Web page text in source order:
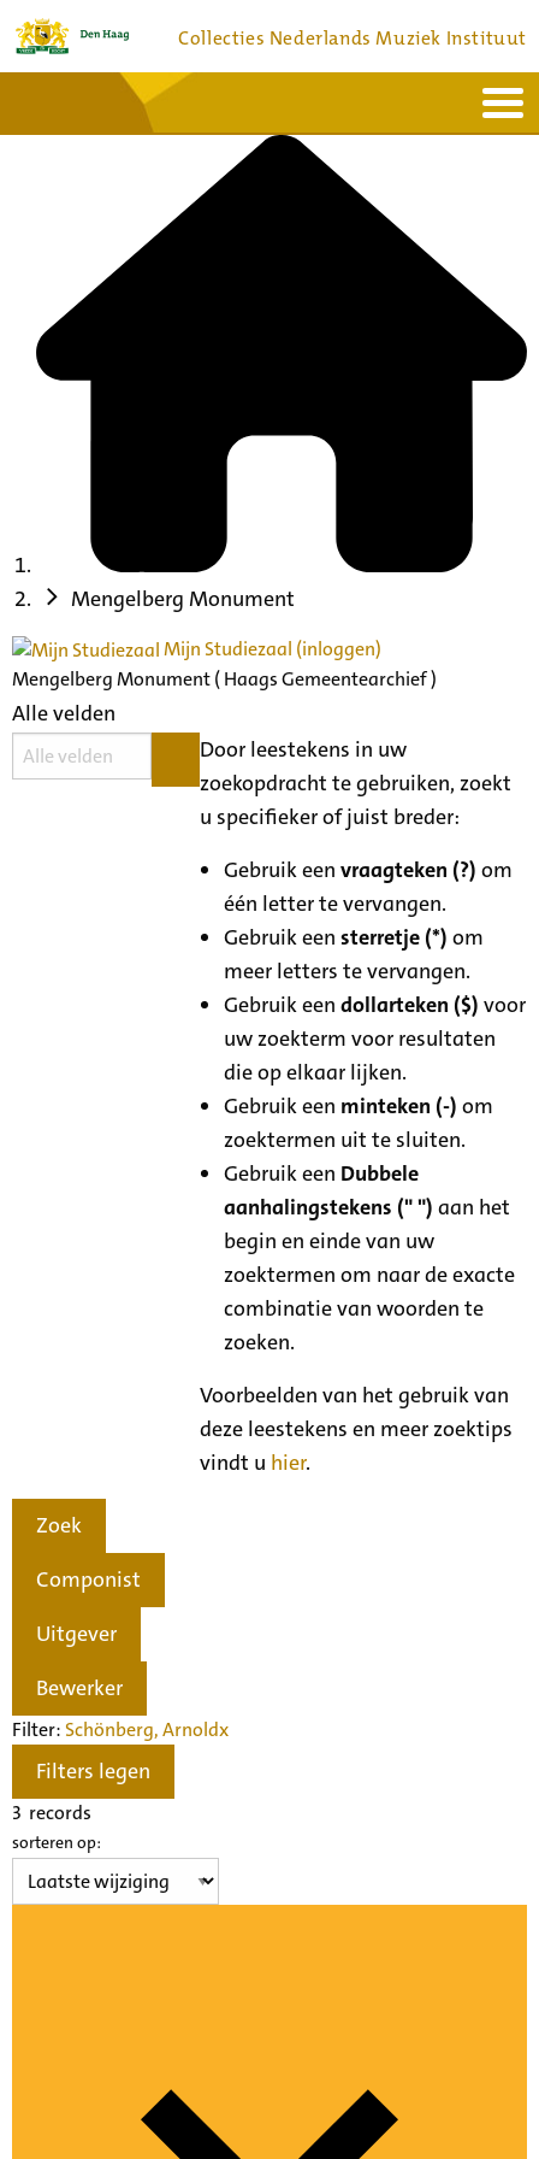
Collecties Nederlands Muziek Instituut
Bronnen en collecties
Mengelberg Monument
Mijn Studiezaal (inloggen)
Mengelberg Monument ( Haags Gemeentearchief )
Alle velden
Door leestekens in uw
zoekopdracht te gebruiken, zoekt
u specifieker of juist breder:
Gebruik eenvraagteken (?) om
één letter te vervangen.
Gebruik eensterretje (*) om
meer letters te vervangen.
Gebruik eendollarteken ($) voor
uw zoekterm voor resultaten
die op elkaar lijken.
Gebruik een minteken (-) om
zoektermen uit te sluiten.
Gebruik een Dubbele
aanhalingstekens (" ") aan het
begin en einde van uw
zoektermen om naar de exacte
combinatie van woorden te
zoeken.
Voorbeelden van het gebruik van
deze leestekens en meer zoektips
vindt u hier.
Zoek
Componist
Uitgever
Bewerker
Filter: Schönberg, Arnoldx
Filters legen
3 records
sorteren op: